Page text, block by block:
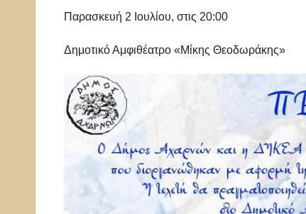
Παρασκευή 2 Ιουλίου, στις 20:00
Δημοτικό Αμφιθέατρο «Μίκης Θεοδωράκης»